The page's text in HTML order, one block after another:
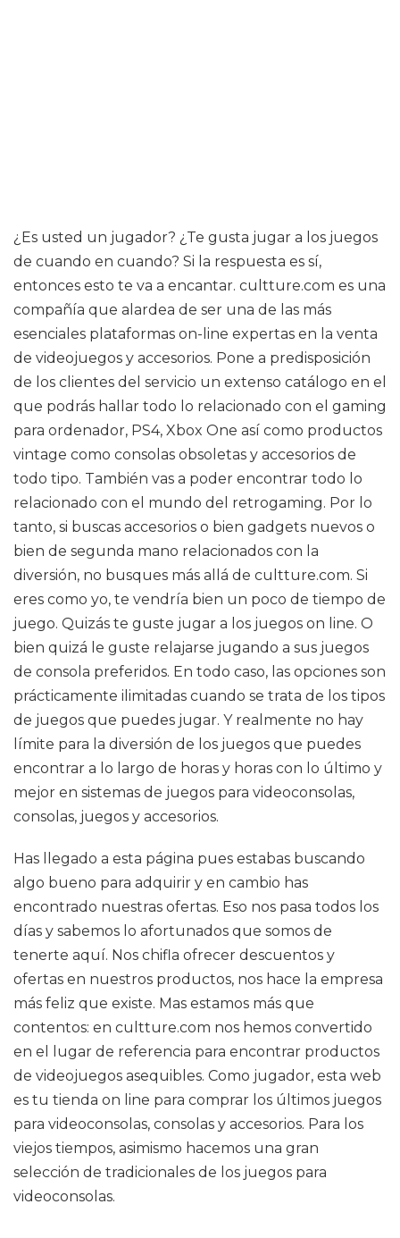
¿Es usted un jugador? ¿Te gusta jugar a los juegos
de cuando en cuando? Si la respuesta es sí,
entonces esto te va a encantar. cultture.com es una
compañía que alardea de ser una de las más
esenciales plataformas on-line expertas en la venta
de videojuegos y accesorios. Pone a predisposición
de los clientes del servicio un extenso catálogo en el
que podrás hallar todo lo relacionado con el gaming
para ordenador, PS4, Xbox One así como productos
vintage como consolas obsoletas y accesorios de
todo tipo. También vas a poder encontrar todo lo
relacionado con el mundo del retrogaming. Por lo
tanto, si buscas accesorios o bien gadgets nuevos o
bien de segunda mano relacionados con la
diversión, no busques más allá de cultture.com. Si
eres como yo, te vendría bien un poco de tiempo de
juego. Quizás te guste jugar a los juegos on line. O
bien quizá le guste relajarse jugando a sus juegos
de consola preferidos. En todo caso, las opciones son
prácticamente ilimitadas cuando se trata de los tipos
de juegos que puedes jugar. Y realmente no hay
límite para la diversión de los juegos que puedes
encontrar a lo largo de horas y horas con lo último y
mejor en sistemas de juegos para videoconsolas,
consolas, juegos y accesorios.
Has llegado a esta página pues estabas buscando
algo bueno para adquirir y en cambio has
encontrado nuestras ofertas. Eso nos pasa todos los
días y sabemos lo afortunados que somos de
tenerte aquí. Nos chifla ofrecer descuentos y
ofertas en nuestros productos, nos hace la empresa
más feliz que existe. Mas estamos más que
contentos: en cultture.com nos hemos convertido
en el lugar de referencia para encontrar productos
de videojuegos asequibles. Como jugador, esta web
es tu tienda on line para comprar los últimos juegos
para videoconsolas, consolas y accesorios. Para los
viejos tiempos, asimismo hacemos una gran
selección de tradicionales de los juegos para
videoconsolas.